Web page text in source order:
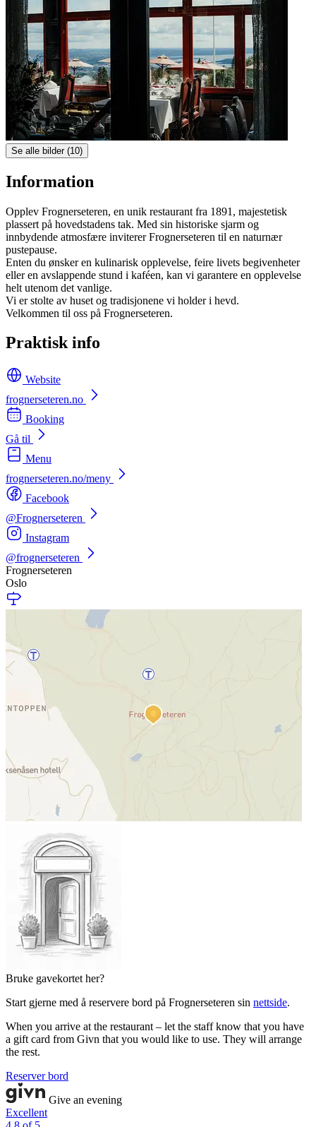
Se alle bilder (10)
Information
Opplev Frognerseteren, en unik restaurant fra 1891, majestetisk
plassert på hovedstadens tak. Med sin historiske sjarm og
innbydende atmosfære inviterer Frognerseteren til en naturnær
pustepause.
Enten du ønsker en kulinarisk opplevelse, feire livets begivenheter
eller en avslappende stund i kaféen, kan vi garantere en opplevelse
helt utenom det vanlige.
Vi er stolte av huset og tradisjonene vi holder i hevd.
Velkommen til oss på Frognerseteren.
Praktisk info
Website
frognerseteren.no
Booking
Gå til
Menu
frognerseteren.no/meny
Facebook
@Frognerseteren
Instagram
@frognerseteren
Frognerseteren
Oslo
Bruke gavekortet her?
Start gjerne med å reservere bord på Frognerseteren sin nettside.
When you arrive at the restaurant – let the staff know that you have
a gift card from Givn that you would like to use. They will arrange
the rest.
Reserver bord
Give an evening
Excellent